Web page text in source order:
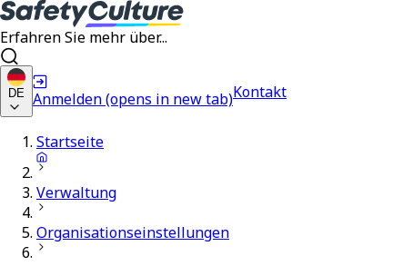
Erfahren Sie mehr über...
DE Anmelden(opens in new tab)Kontakt
Startseite
Verwaltung
Organisationseinstellungen